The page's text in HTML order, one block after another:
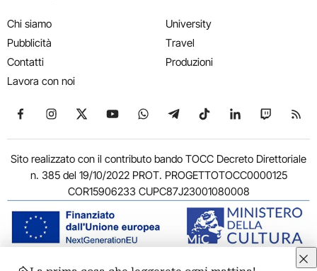
Chi siamo
Pubblicità
Contatti
Lavora con noi
University
Travel
Produzioni
Seguici su Facebook
Seguici su Instagram
Seguici su X
Seguici su YouTube
Seguici su WhatsApp
Seguici su Telegram
Seguici su TikTok
Seguici su
Seguici
Sito realizzato con il contributo bando TOCC Decreto Direttoriale
n. 385 del 19/10/2022 PROT. PROGETTOTOCC0000125
COR15906233 CUPC87J23001080008